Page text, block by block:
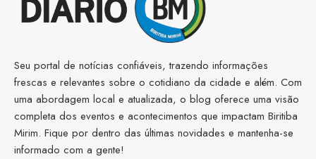
Seu portal de notícias confiáveis, trazendo informações
frescas e relevantes sobre o cotidiano da cidade e além. Com
uma abordagem local e atualizada, o blog oferece uma visão
completa dos eventos e acontecimentos que impactam Biritiba
Mirim. Fique por dentro das últimas novidades e mantenha-se
informado com a gente!